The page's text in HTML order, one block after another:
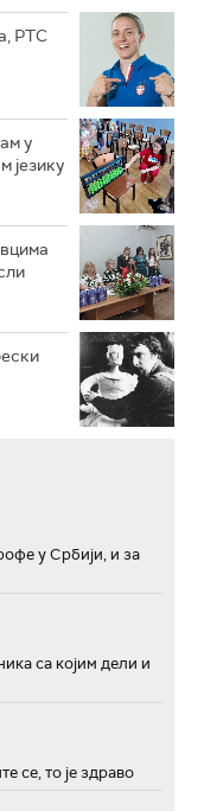
РТС
у
језику
у Србији, и за
са којим дели и
се, то је здраво